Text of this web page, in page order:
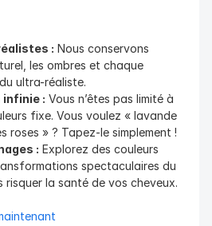
: Nous conservons
les ombres et chaque
ultra-réaliste.
: Vous n’êtes pas limité à
fixe. Vous voulez « lavande
roses » ? Tapez-le simplement !
: Explorez des couleurs
spectaculaires du
risquer la santé de vos cheveux.